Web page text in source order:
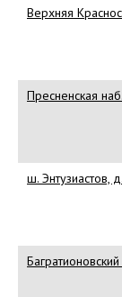
Верхняя
Пресненская
ш. Энтузиастов,